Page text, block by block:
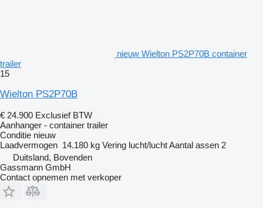
nieuw Wielton PS2P70B container
trailer
15
Wielton PS2P70B
€ 24.900 Exclusief BTW
Aanhanger - container trailer
Conditie nieuw
Laadvermogen 14.180 kg Vering lucht/luchtAantal assen 2
Duitsland, Bovenden
Gassmann GmbH
Contact opnemen met verkoper